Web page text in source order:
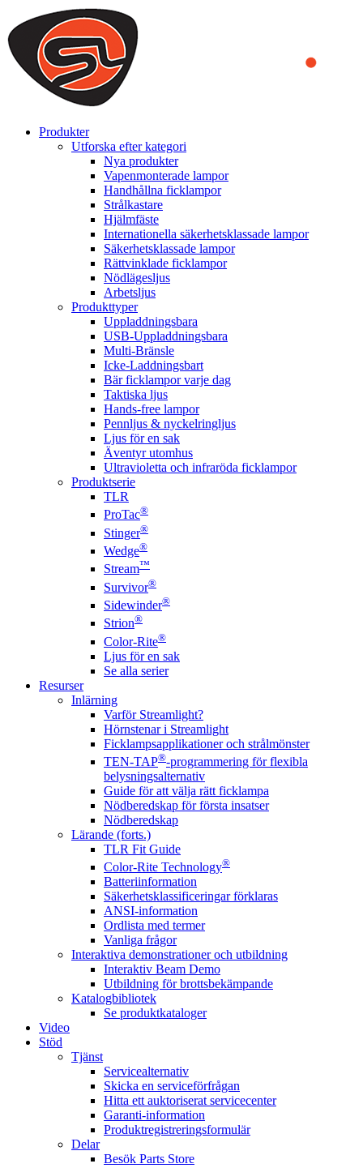
We use cookies to ensure that we provide you the best experience
on our website. By continuing to browse this website, you accept
that cookies are used to help us analyze how the website is used and
to offer you a better experience. To learn more or to find out how
you can disable cookies, you can access our
Produkter
Utforska efter kategori
Nya produkter
Vapenmonterade lampor
Handhållna ficklampor
Strålkastare
Hjälmfäste
Internationella säkerhetsklassade lampor
Säkerhetsklassade lampor
Rättvinklade ficklampor
Nödlägesljus
Arbetsljus
Produkttyper
Uppladdningsbara
USB-Uppladdningsbara
Multi-Bränsle
Icke-Laddningsbart
Bär ficklampor varje dag
Taktiska ljus
Hands-free lampor
Pennljus & nyckelringljus
Ljus för en sak
Äventyr utomhus
Ultravioletta och infraröda ficklampor
Produktserie
TLR
ProTac®
Stinger®
Wedge®
Stream™
Survivor®
Sidewinder®
Strion®
Color-Rite®
Ljus för en sak
Se alla serier
Resurser
Inlärning
Varför Streamlight?
Hörnstenar i Streamlight
Ficklampsapplikationer och strålmönster
TEN-TAP®-programmering för flexibla
belysningsalternativ
Guide för att välja rätt ficklampa
Nödberedskap för första insatser
Nödberedskap
Lärande (forts.)
TLR Fit Guide
Color-Rite Technology®
Batteriinformation
Säkerhetsklassificeringar förklaras
ANSI-information
Ordlista med termer
Vanliga frågor
Interaktiva demonstrationer och utbildning
Interaktiv Beam Demo
Utbildning för brottsbekämpande
Katalogbibliotek
Se produktkataloger
Video
Stöd
Tjänst
Servicealternativ
Skicka en serviceförfrågan
Hitta ett auktoriserat servicecenter
Garanti-information
Produktregistreringsformulär
Delar
Besök Parts Store